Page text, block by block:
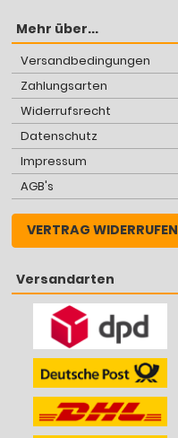
Mehr über...
Versandbedingungen
Zahlungsarten
Widerrufsrecht
Datenschutz
Impressum
AGB's
VERTRAG WIDERRUFEN
Versandarten